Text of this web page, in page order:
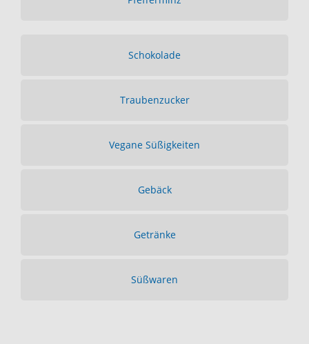
Schokolade
Traubenzucker
Vegane Süßigkeiten
Gebäck
Getränke
Süßwaren